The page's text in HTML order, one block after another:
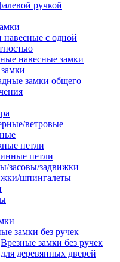
ручкой
навесные с одной
навесные замки
замки общего
ветровые
петли
петли
засовы/задвижки
шпингалеты
замки без ручек
Врезные замки без ручек
для деревянных дверей